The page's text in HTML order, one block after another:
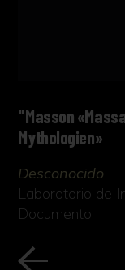
"Masson
Mythologien»
Desconocido
Laboratorio de
Documento